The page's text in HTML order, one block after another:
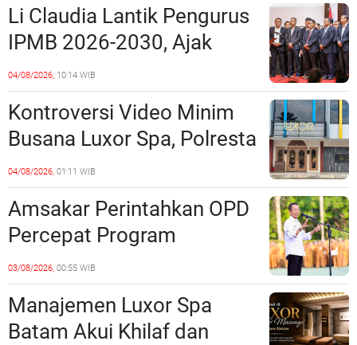
Polda Kepri Jalan di
Tempat?
Li Claudia Lantik Pengurus
IPMB 2026-2030, Ajak
Perkuat Kerukunan dan
Sinergi dengan Pemko
Batam
04/08/2026, 10:14 WIB
Kontroversi Video Minim
Busana Luxor Spa, Polresta
Barelang Usut Tuntas
Unsur Pelanggaran Hukum
04/08/2026, 01:11 WIB
Amsakar Perintahkan OPD
Percepat Program
Prioritas, Targetkan
Realisasi Pembangunan
Lampaui 50 Persen
03/08/2026, 00:55 WIB
Manajemen Luxor Spa
Batam Akui Khilaf dan